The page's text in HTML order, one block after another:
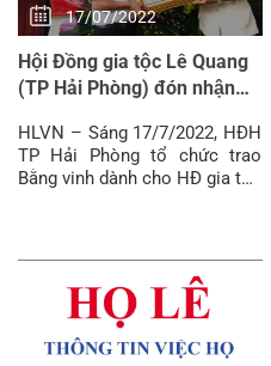
17/07/2022
Hội Đồng gia tộc Lê Quang
(TP Hải Phòng) đón nhận
HLVN – Sáng 17/7/2022, HĐH
TP Hải Phòng tổ chức trao
Bằng vinh dành cho HĐ gia tộc